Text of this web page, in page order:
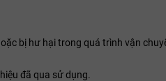
bị hư hại trong quá trình vận
đã qua sử dụng.